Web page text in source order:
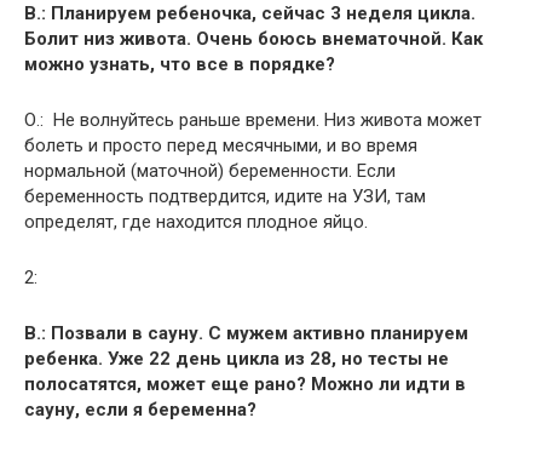
В.: Планируем ребеночка, сейчас 3 неделя цикла.
Болит низ живота. Очень боюсь внематочной. Как
можно узнать, что все в порядке?
О.: Не волнуйтесь раньше времени. Низ живота может
болеть и просто перед месячными, и во время
нормальной (маточной) беременности. Если
беременность подтвердится, идите на УЗИ, там
определят, где находится плодное яйцо.
2:
В.: Позвали в сауну. С мужем активно планируем
ребенка. Уже 22 день цикла из 28, но тесты не
полосатятся, может еще рано? Можно ли идти в
сауну, если я беременна?